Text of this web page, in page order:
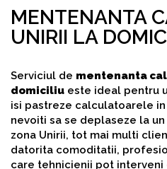
MENTENANTA
UNIRII LA
Serviciul de mentenanta
domiciliu este ideal pentru
isi pastreze calculatoarele
nevoiti sa se deplaseze la
zona Unirii, tot mai multi
datorita comoditatii,
care tehnicienii pot